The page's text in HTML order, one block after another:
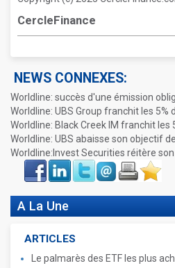
CercleFinance
NEWS CONNEXES:
Worldline: succès d'une émission
Worldline: UBS Group franchit les 5%
Worldline: Black Creek IM franchit les
Worldline: UBS abaisse son objectif
Worldline:Invest Securities réitère
Face
book
LinkIn Twitter Envoyer ImprimerFavoris
A La Une
ARTICLES
Le palmarès des ETF les plus